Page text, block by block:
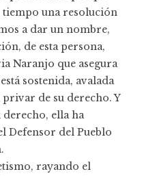
una resolución
a dar un nombre,
de esta persona,
Naranjo que asegura
sostenida, avalada
de su derecho. Y
derecho, ella ha
Defensor del Pueblo
rayando el